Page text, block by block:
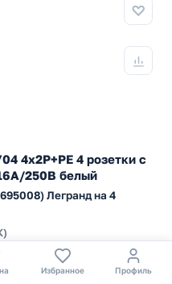
4х2P+PE 4 розетки с
250В белый
Легранд на 4
Удлинитель бытовой
4
Избранное Профиль